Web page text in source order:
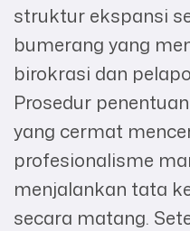
struktur ekspansi
bumerang yang
birokrasi dan
Prosedur
yang cermat
profesionalisme
menjalankan tata
secara matang.